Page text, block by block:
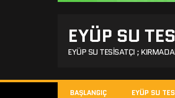
EYÜP SU
EYÜP SU TESISATÇI ;
BAŞLANGIÇ EYÜP SU